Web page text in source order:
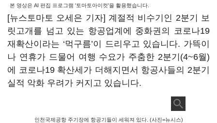
본 영상은 AI 편집 프로그램 '토마토아이컷'을 활용했습니다.
[뉴스토마토 오세은 기자] 계절적 비수기인 2분기 보
릿고개를 넘고 있는 항공업계에 중화권의 코로나19
재확산이라는 ‘먹구름’이 드리우고 있습니다. 가뜩이
나 연휴가 드물어 여행 수요가 주춤한 2분기(4~6월)
에 코로나19 확산세가 더해지면서 항공사들의 2분기
실적 악화 우려가 커지고 있습니다.
인천국제공항 주기장에 항공기들이 세워져 있다. (사진=뉴시스)